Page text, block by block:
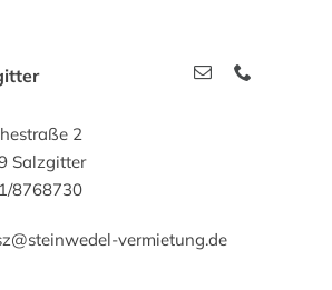
2
Salzgitter
8768730
vermietung.de